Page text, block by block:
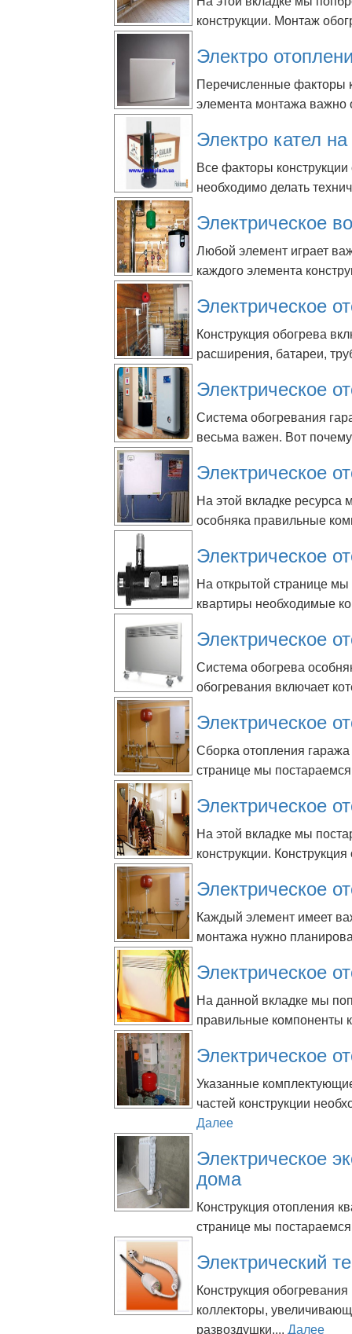
конструкции. Монтаж
Электро
Перечисленные факторы
элемента монтажа важно
Электро кател
Все факторы
необходимо делать
Электрическое
Любой элемент играет
каждого элемента
Электрическое
Конструкция обогрева
расширения, батареи,
Электрическое
Система обогревания
весьма важен. Вот
Электрическое
На этой вкладке
особняка правильные
Электрическое
На открытой странице
квартиры необходимые
Электрическое
Система обогрева
обогревания включает
Электрическое
Сборка отопления
странице мы
Электрическое
На этой вкладке мы
конструкции.
Электрическое
Каждый элемент имеет
монтажа нужно
Электрическое
На данной вкладке мы
правильные компоненты
Электрическое
Указанные
частей конструкции
Далее
Электрическое
дома
Конструкция отопления
странице мы
Электрический
Конструкция
коллекторы,
развоздушки,... Далее